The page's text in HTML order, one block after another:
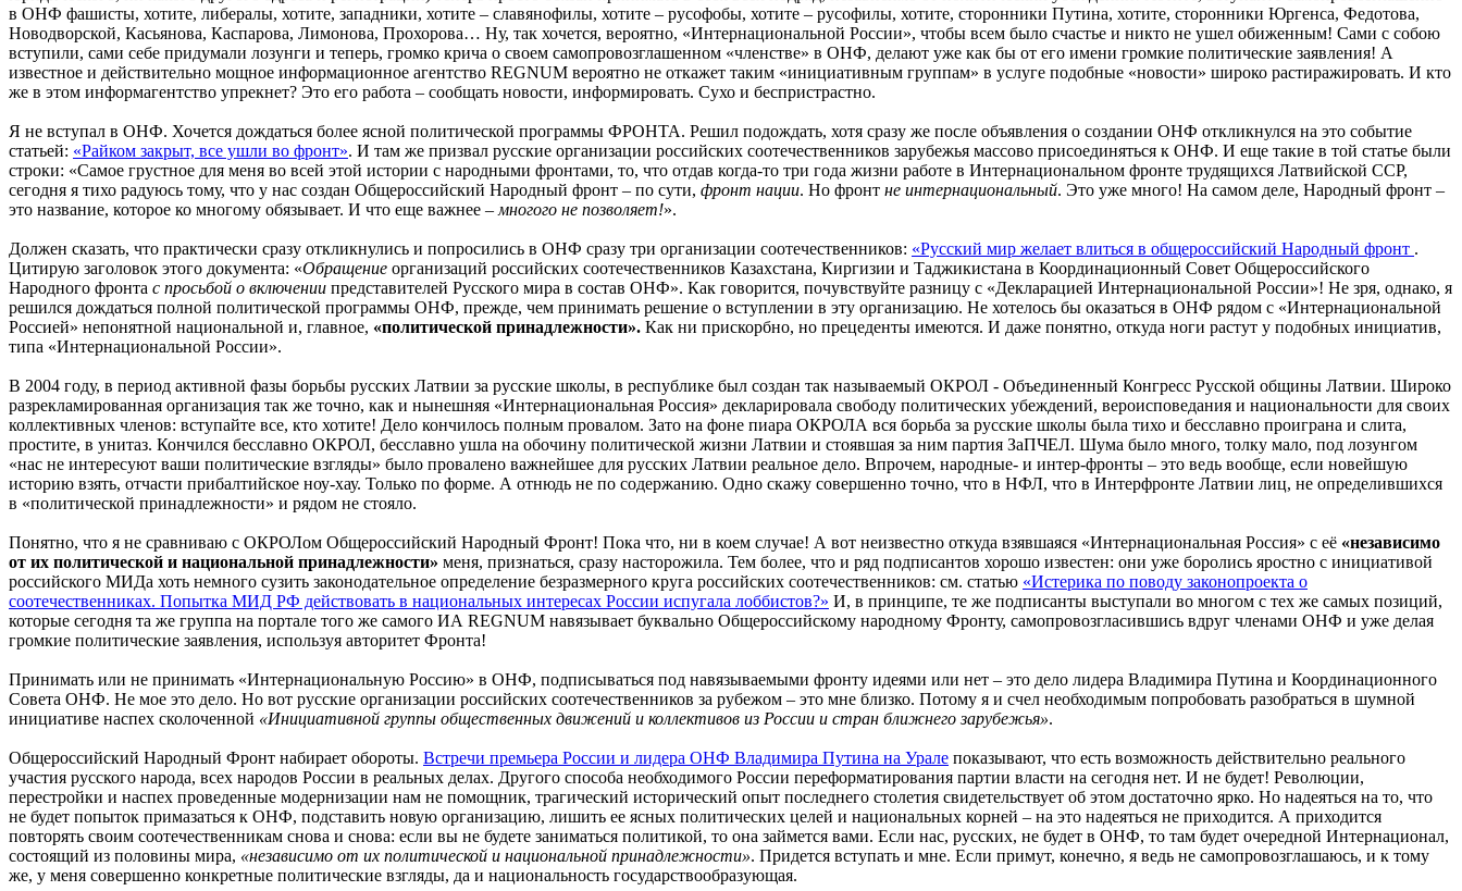
в ОНФ фашисты, хотите, либералы, хотите, западники, хотите – славянофилы, хотите – русофобы, хотите – русофилы, хотите, сторонники Путина, хотите, сторонники Юргенса, Федотова,
Новодворской, Касьянова, Каспарова, Лимонова, Прохорова… Ну, так хочется, вероятно, «Интернациональной России», чтобы всем было счастье и никто не ушел обиженным! Сами с собою
вступили, сами себе придумали лозунги и теперь, громко крича о своем самопровозглашенном «членстве» в ОНФ, делают уже как бы от его имени громкие политические заявления! А
известное и действительно мощное информационное агентство REGNUM вероятно не откажет таким «инициативным группам» в услуге подобные «новости» широко растиражировать. И кто
же в этом информагентство упрекнет? Это его работа – сообщать новости, информировать. Сухо и беспристрастно.
Я не вступал в ОНФ. Хочется дождаться более ясной политической программы ФРОНТА. Решил подождать, хотя сразу же после объявления о создании ОНФ откликнулся на это событие
статьей: «Райком закрыт, все ушли во фронт». И там же призвал русские организации российских соотечественников зарубежья массово присоединяться к ОНФ. И еще такие в той статье были
строки: «Самое грустное для меня во всей этой истории с народными фронтами, то, что отдав когда-то три года жизни работе в Интернациональном фронте трудящихся Латвийской ССР,
сегодня я тихо радуюсь тому, что у нас создан Общероссийский Народный фронт – по сути, фронт нации. Но фронт не интернациональный. Это уже много! На самом деле, Народный фронт –
это название, которое ко многому обязывает. И что еще важнее – многого не позволяет!».
Должен сказать, что практически сразу откликнулись и попросились в ОНФ сразу три организации соотечественников: «Русский мир желает влиться в общероссийский Народный фронт .
Цитирую заголовок этого документа: «Обращение организаций российских соотечественников Казахстана, Киргизии и Таджикистана в Координационный Совет Общероссийского
Народного фронта с просьбой о включении представителей Русского мира в состав ОНФ». Как говорится, почувствуйте разницу с «Декларацией Интернациональной России»! Не зря, однако, я
решился дождаться полной политической программы ОНФ, прежде, чем принимать решение о вступлении в эту организацию. Не хотелось бы оказаться в ОНФ рядом с «Интернациональной
Россией» непонятной национальной и, главное, «политической принадлежности». Как ни прискорбно, но прецеденты имеются. И даже понятно, откуда ноги растут у подобных инициатив,
типа «Интернациональной России».
В 2004 году, в период активной фазы борьбы русских Латвии за русские школы, в республике был создан так называемый ОКРОЛ - Объединенный Конгресс Русской общины Латвии. Широко
разрекламированная организация так же точно, как и нынешняя «Интернациональная Россия» декларировала свободу политических убеждений, вероисповедания и национальности для своих
коллективных членов: вступайте все, кто хотите! Дело кончилось полным провалом. Зато на фоне пиара ОКРОЛА вся борьба за русские школы была тихо и бесславно проиграна и слита,
простите, в унитаз. Кончился бесславно ОКРОЛ, бесславно ушла на обочину политической жизни Латвии и стоявшая за ним партия ЗаПЧЕЛ. Шума было много, толку мало, под лозунгом
«нас не интересуют ваши политические взгляды» было провалено важнейшее для русских Латвии реальное дело. Впрочем, народные- и интер-фронты – это ведь вообще, если новейшую
историю взять, отчасти прибалтийское ноу-хау. Только по форме. А отнюдь не по содержанию. Одно скажу совершенно точно, что в НФЛ, что в Интерфронте Латвии лиц, не определившихся
в «политической принадлежности» и рядом не стояло.
Понятно, что я не сравниваю с ОКРОЛом Общероссийский Народный Фронт! Пока что, ни в коем случае! А вот неизвестно откуда взявшаяся «Интернациональная Россия» с её «независимо
от их политической и национальной принадлежности» меня, признаться, сразу насторожила. Тем более, что и ряд подписантов хорошо известен: они уже боролись яростно с инициативой
российского МИДа хоть немного сузить законодательное определение безразмерного круга российских соотечественников: см. статью «Истерика по поводу законопроекта о
соотечественниках. Попытка МИД РФ действовать в национальных интересах России испугала лоббистов?» И, в принципе, те же подписанты выступали во многом с тех же самых позиций,
которые сегодня та же группа на портале того же самого ИА REGNUM навязывает буквально Общероссийскому народному Фронту, самопровозгласившись вдруг членами ОНФ и уже делая
громкие политические заявления, используя авторитет Фронта!
Принимать или не принимать «Интернациональную Россию» в ОНФ, подписываться под навязываемыми фронту идеями или нет – это дело лидера Владимира Путина и Координационного
Совета ОНФ. Не мое это дело. Но вот русские организации российских соотечественников за рубежом – это мне близко. Потому я и счел необходимым попробовать разобраться в шумной
инициативе наспех сколоченной «Инициативной группы общественных движений и коллективов из России и стран ближнего зарубежья».
Общероссийский Народный Фронт набирает обороты. Встречи премьера России и лидера ОНФ Владимира Путина на Урале показывают, что есть возможность действительно реального
участия русского народа, всех народов России в реальных делах. Другого способа необходимого России переформатирования партии власти на сегодня нет. И не будет! Революции,
перестройки и наспех проведенные модернизации нам не помощник, трагический исторический опыт последнего столетия свидетельствует об этом достаточно ярко. Но надеяться на то, что
не будет попыток примазаться к ОНФ, подставить новую организацию, лишить ее ясных политических целей и национальных корней – на это надеяться не приходится. А приходится
повторять своим соотечественникам снова и снова: если вы не будете заниматься политикой, то она займется вами. Если нас, русских, не будет в ОНФ, то там будет очередной Интернационал,
состоящий из половины мира, «независимо от их политической и национальной принадлежности». Придется вступать и мне. Если примут, конечно, я ведь не самопровозглашаюсь, и к тому
же, у меня совершенно конкретные политические взгляды, да и национальность государствообразующая.